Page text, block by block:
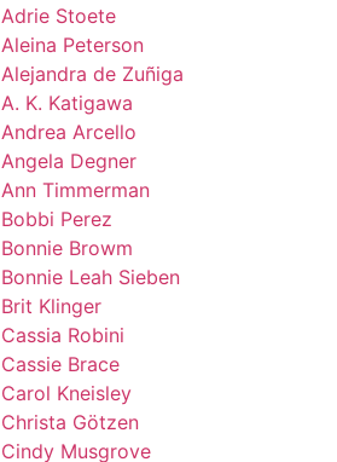
Adrie Stoete
Aleina Peterson
Alejandra de Zuñiga
A. K. Katigawa
Andrea Arcello
Angela Degner
Ann Timmerman
Bobbi Perez
Bonnie Browm
Bonnie Leah Sieben
Brit Klinger
Cassia Robini
Cassie Brace
Carol Kneisley
Christa Götzen
Cindy Musgrove